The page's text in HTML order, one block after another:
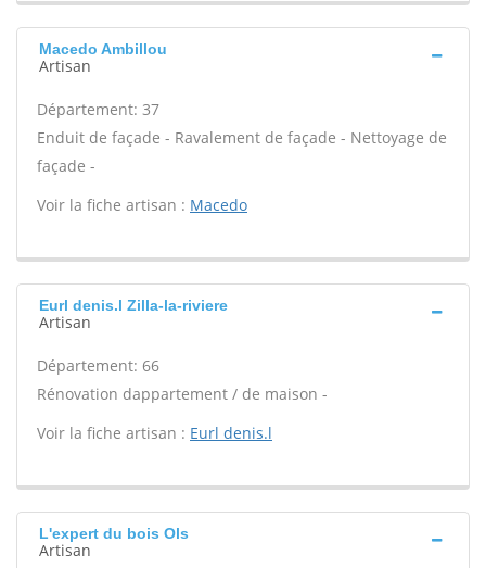
Macedo Ambillou
Artisan
Département: 37
Enduit de façade - Ravalement de façade - Nettoyage de
façade -
Voir la fiche artisan : Macedo
Eurl denis.l Zilla-la-riviere
Artisan
Département: 66
Rénovation dappartement / de maison -
Voir la fiche artisan : Eurl denis.l
L'expert du bois Ols
Artisan